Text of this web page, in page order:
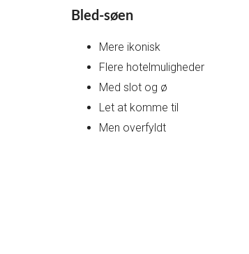
Bled-søen
Mere ikonisk
Flere hotelmuligheder
Med slot og ø
Let at komme til
Men overfyldt